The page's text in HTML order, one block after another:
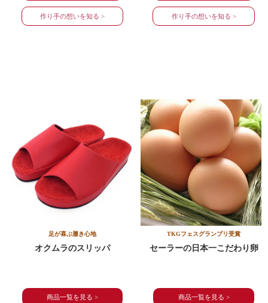
作り手の想いを知る > 作り手の想いを知る >
足が喜ぶ履き心地
オクムラのスリッパ
商品一覧を見る >
TKGフェスグランプリ受賞
セーラーの日本一こだわり卵
商品一覧を見る >